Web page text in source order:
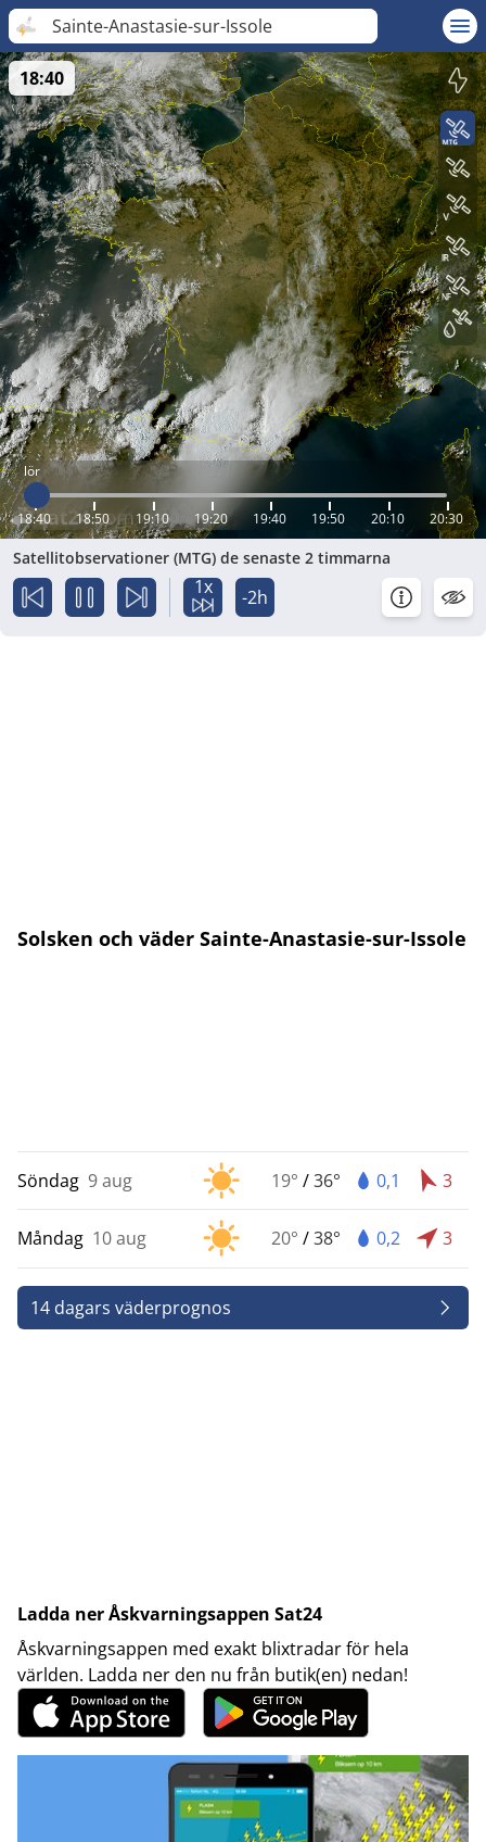
Sainte-Anastasie-sur-Issole
lör
18:40 18:50 19:10 19:20 19:40 19:50 20:10 20:30
18:40
Satellitobservationer (MTG) de senaste 2 timmarna
1x -2h
Solsken och väder Sainte-Anastasie-sur-Issole
Söndag 9 aug 19° /36° 0,1 3
Måndag 10 aug 20° /38° 0,2 3
14 dagars väderprognos
Ladda ner Åskvarningsappen Sat24
Åskvarningsappen med exakt blixtradar för hela
världen. Ladda ner den nu från butik(en) nedan!